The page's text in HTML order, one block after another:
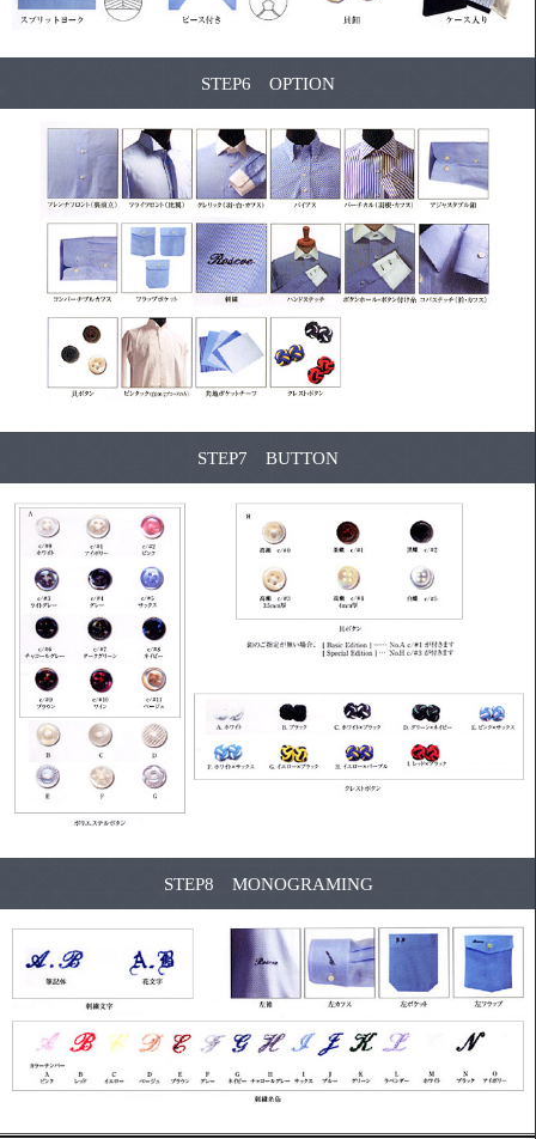
STEP6 OPTION
STEP7 BUTTON
STEP8 MONOGRAMING